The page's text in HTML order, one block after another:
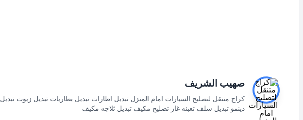
صهيب الشريف
كراج متنقل لتصليح السيارات امام المنزل تبديل اطارات تبديل بطاريات تبديل زيوت تبديل
دينمو تبديل سلف تعبئه غاز تصليح مكيف تبديل ثلاجه مكيف